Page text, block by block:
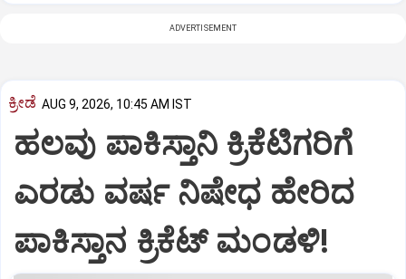
ADVERTISEMENT
ಕ್ರೀಡೆ AUG 9, 2026, 10:45 AM IST
ಹಲವು ಪಾಕಿಸ್ತಾನಿ ಕ್ರಿಕೆಟಿಗರಿಗೆ
ಎರಡು ವರ್ಷ ನಿಷೇಧ ಹೇರಿದ
ಪಾಕಿಸ್ತಾನ ಕ್ರಿಕೆಟ್‌ ಮಂಡಳಿ!